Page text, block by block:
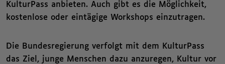
KulturPass anbieten. Auch gibt es die Möglichkeit,
kostenlose oder eintägige Workshops einzutragen.
Die Bundesregierung verfolgt mit dem KulturPass
das Ziel, junge Menschen dazu anzuregen, Kultur vor